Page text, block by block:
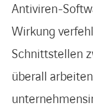
Antiviren-
Wirkung
Schnittstellen
überall